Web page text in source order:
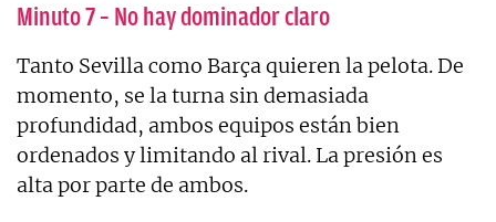
Minuto 7 – No hay dominador claro
Tanto Sevilla como Barça quieren la pelota. De
momento, se la turna sin demasiada
profundidad, ambos equipos están bien
ordenados y limitando al rival. La presión es
alta por parte de ambos.